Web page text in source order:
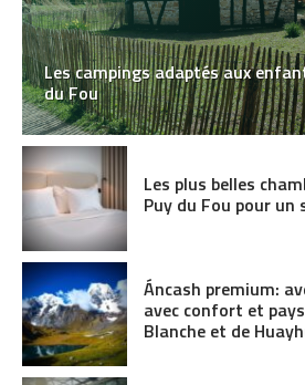
Les campings adaptés aux
du Fou
Les plus belles
Puy du Fou pour un
Áncash premium:
avec confort et
Blanche et de